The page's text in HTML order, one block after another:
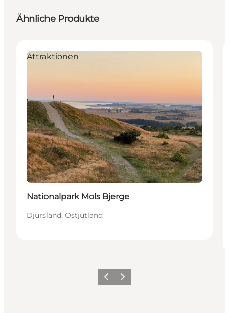
Ähnliche Produkte
Attraktionen
Nationalpark Mols Bjerge
Djursland, Ostjütland
ZurückWeiter